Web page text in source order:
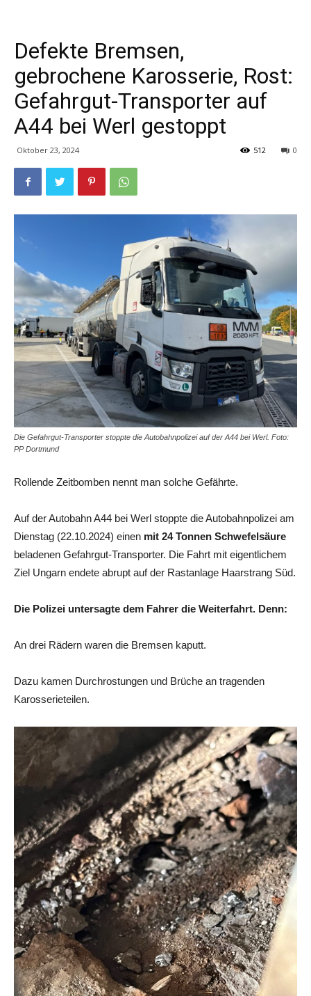
Defekte Bremsen,
gebrochene Karosserie, Rost:
Gefahrgut-Transporter auf
A44 bei Werl gestoppt
Oktober 23, 2024 0
512
Die Gefahrgut-Transporter stoppte die Autobahnpolizei auf der A44 bei Werl. Foto:
PP Dortmund
Rollende Zeitbomben nennt man solche Gefährte.
Auf der Autobahn A44 bei Werl stoppte die Autobahnpolizei am
Dienstag (22.10.2024) einen mit 24 Tonnen Schwefelsäure
beladenen Gefahrgut-Transporter. Die Fahrt mit eigentlichem
Ziel Ungarn endete abrupt auf der Rastanlage Haarstrang Süd.
Die Polizei untersagte dem Fahrer die Weiterfahrt. Denn:
An drei Rädern waren die Bremsen kaputt.
Dazu kamen Durchrostungen und Brüche an tragenden
Karosserieteilen.